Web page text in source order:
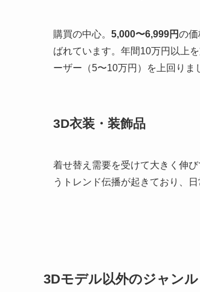
購買の中心。 5,000〜6,999円の
ばれています。年間10万円以上
ーザー（5〜10万円）を上回りま
3D衣装・装飾品
着せ替え需要を受けて大きく伸
うトレンド伝播が起きており、
3Dモデル以外のジャンル